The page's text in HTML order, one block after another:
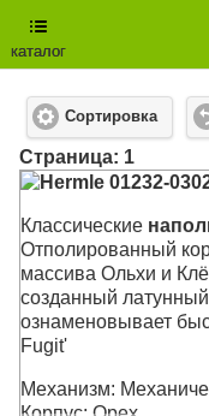
каталог
Сортировка
Cтраница: 1
Hermle 01232-
Классические
Отполированный
массива Ольхи и
созданный
ознаменовывает
Fugit'
Механизм: